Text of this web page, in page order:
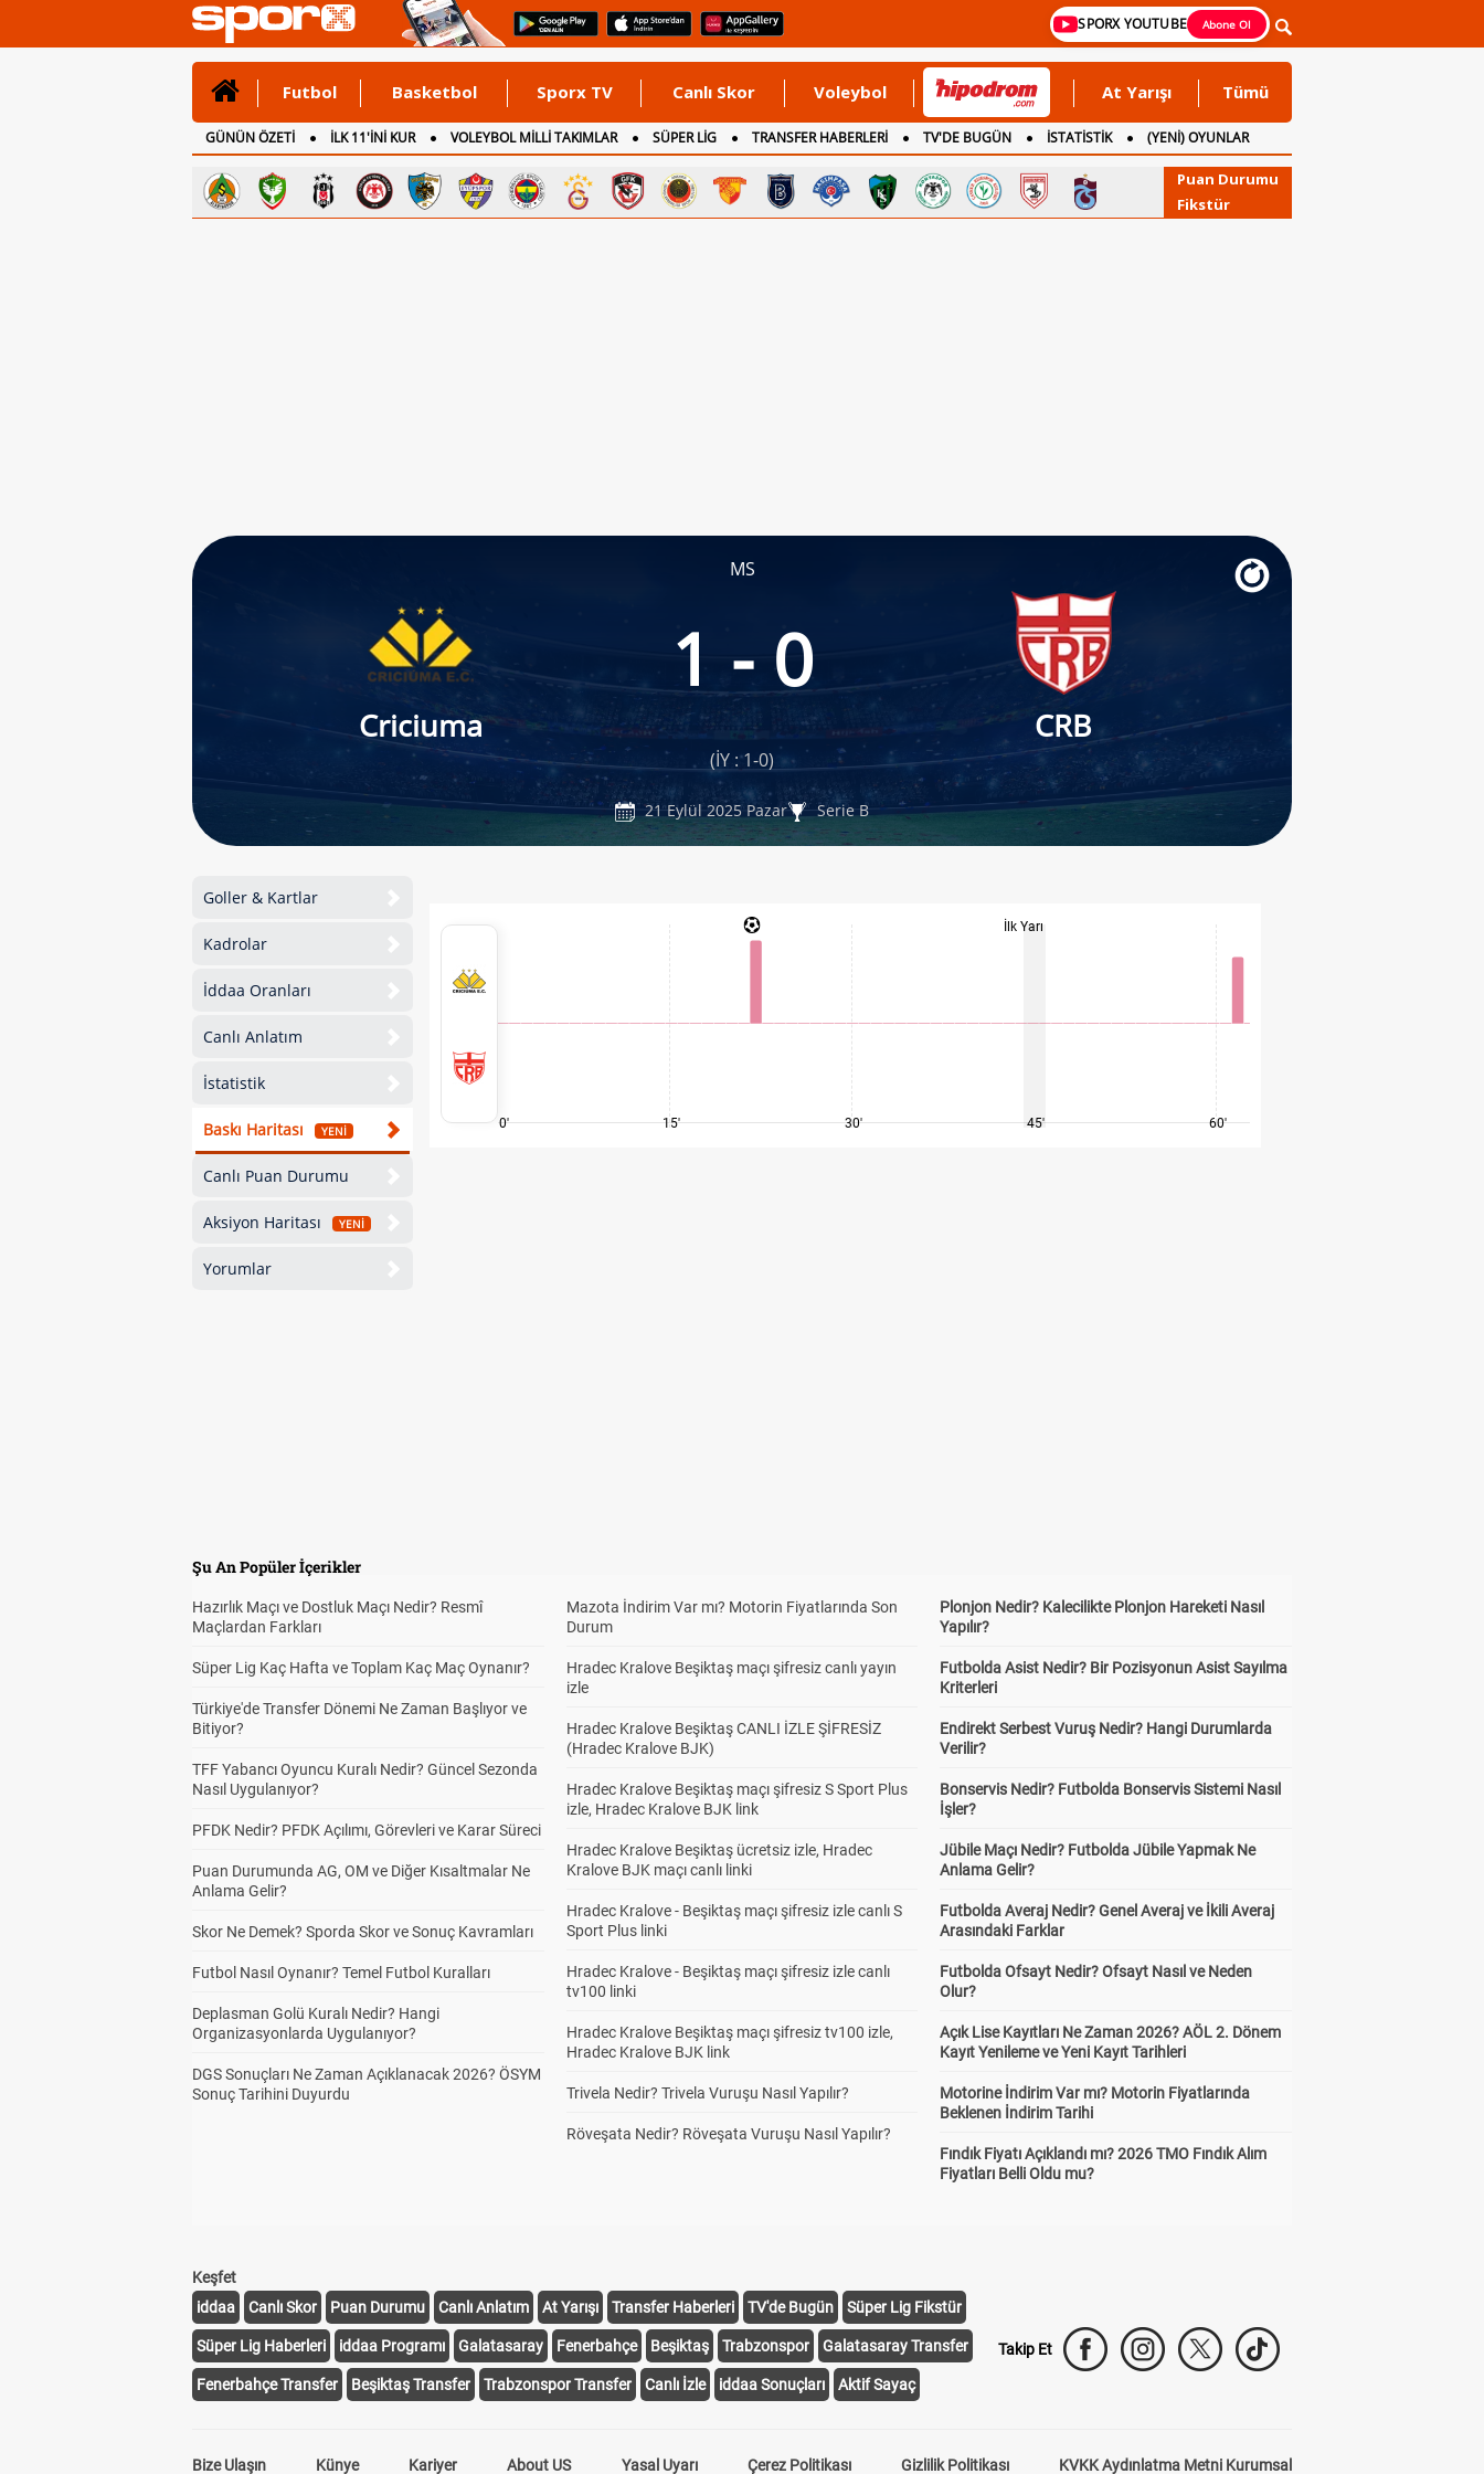
SPORX YOUTUBE Abone Ol
Futbol Basketbol Sporx TV Canlı Skor Voleybol At Yarışı Tümü
GÜNÜN ÖZETİ İLK 11'İNİ KUR VOLEYBOL MİLLİ TAKIMLAR SÜPER LİG TRANSFER HABERLERİ TV'DE BUGÜN İSTATİSTİK
(YENİ) OYUNLAR
CANLI ANLATIM
İNGİLTERE
Puan Durumu
Fikstür
MS
Criciuma
1 - 0
CRB
(İY : 1-0)
21 Eylül 2025 Pazar Serie B
Goller & Kartlar
Kadrolar
İddaa Oranları
Canlı Anlatım
İstatistik
Baskı Haritası YENİ
Canlı Puan Durumu
Aksiyon Haritası YENİ
Yorumlar
0' 15' 30'
İlk Yarı
45' 60'
Şu An Popüler İçerikler
Hazırlık Maçı ve Dostluk Maçı Nedir? Resmî
Maçlardan Farkları
Süper Lig Kaç Hafta ve Toplam Kaç Maç Oynanır?
Türkiye'de Transfer Dönemi Ne Zaman Başlıyor ve
Bitiyor?
TFF Yabancı Oyuncu Kuralı Nedir? Güncel Sezonda
Nasıl Uygulanıyor?
PFDK Nedir? PFDK Açılımı, Görevleri ve Karar Süreci
Puan Durumunda AG, OM ve Diğer Kısaltmalar Ne
Anlama Gelir?
Skor Ne Demek? Sporda Skor ve Sonuç Kavramları
Futbol Nasıl Oynanır? Temel Futbol Kuralları
Deplasman Golü Kuralı Nedir? Hangi
Organizasyonlarda Uygulanıyor?
DGS Sonuçları Ne Zaman Açıklanacak 2026? ÖSYM
Sonuç Tarihini Duyurdu
Mazota İndirim Var mı? Motorin Fiyatlarında Son
Durum
Hradec Kralove Beşiktaş maçı şifresiz canlı yayın
izle
Hradec Kralove Beşiktaş CANLI İZLE ŞİFRESİZ
(Hradec Kralove BJK)
Hradec Kralove Beşiktaş maçı şifresiz S Sport Plus
izle, Hradec Kralove BJK link
Hradec Kralove Beşiktaş ücretsiz izle, Hradec
Kralove BJK maçı canlı linki
Hradec Kralove - Beşiktaş maçı şifresiz izle canlı S
Sport Plus linki
Hradec Kralove - Beşiktaş maçı şifresiz izle canlı
tv100 linki
Hradec Kralove Beşiktaş maçı şifresiz tv100 izle,
Hradec Kralove BJK link
Trivela Nedir? Trivela Vuruşu Nasıl Yapılır?
Röveşata Nedir? Röveşata Vuruşu Nasıl Yapılır?
Plonjon Nedir? Kalecilikte Plonjon Hareketi Nasıl
Yapılır?
Futbolda Asist Nedir? Bir Pozisyonun Asist Sayılma
Kriterleri
Endirekt Serbest Vuruş Nedir? Hangi Durumlarda
Verilir?
Bonservis Nedir? Futbolda Bonservis Sistemi Nasıl
İşler?
Jübile Maçı Nedir? Futbolda Jübile Yapmak Ne
Anlama Gelir?
Futbolda Averaj Nedir? Genel Averaj ve İkili Averaj
Arasındaki Farklar
Futbolda Ofsayt Nedir? Ofsayt Nasıl ve Neden
Olur?
Açık Lise Kayıtları Ne Zaman 2026? AÖL 2. Dönem
Kayıt Yenileme ve Yeni Kayıt Tarihleri
Motorine İndirim Var mı? Motorin Fiyatlarında
Beklenen İndirim Tarihi
Fındık Fiyatı Açıklandı mı? 2026 TMO Fındık Alım
Fiyatları Belli Oldu mu?
Keşfet
iddaa
Canlı Skor Puan Durumu Canlı Anlatım At Yarışı Transfer Haberleri TV'de Bugün Süper Lig Fikstür
Süper Lig Haberleri iddaa Programı Galatasaray Fenerbahçe Beşiktaş Trabzonspor Galatasaray Transfer
Fenerbahçe Transfer Beşiktaş Transfer Trabzonspor Transfer Canlı İzle iddaa Sonuçları Aktif Sayaç
Takip Et
Bize Ulaşın Künye Kariyer About US Yasal Uyarı Çerez Politikası Gizlilik Politikası KVKK Aydınlatma Metni Kurumsal